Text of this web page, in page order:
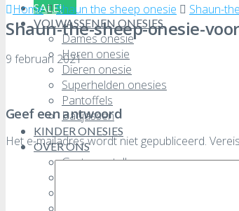
SALE!
VOLWASSENEN ONESIES
Dames onesie
Heren onesie
Dieren onesie
Superhelden onesies
Pantoffels
Badjassen
KINDER ONESIES
OVER ONS
Grote aantallen
Home Shaun the sheep onesie Shaun-
Shaun-the-sheep-onesie-voor
9 februari 2021
Geef een antwoord
Het e-mailadres wordt niet gepubliceerd.